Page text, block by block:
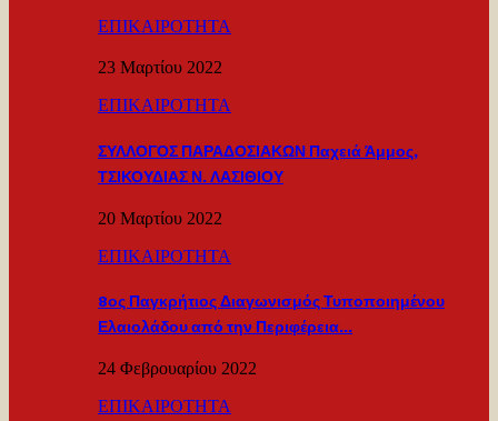
ΕΠΙΚΑΙΡΟΤΗΤΑ
23 Μαρτίου 2022
ΕΠΙΚΑΙΡΟΤΗΤΑ
ΣΥΛΛΟΓΟΣ ΠΑΡΑΔΟΣΙΑΚΩΝ Παχειά Άμμος,
ΤΣΙΚΟΥΔΙΑΣ Ν. ΛΑΣΙΘΙΟΥ
20 Μαρτίου 2022
ΕΠΙΚΑΙΡΟΤΗΤΑ
8ος Παγκρήτιος Διαγωνισμός Τυποποιημένου
Ελαιολάδου από την Περιφέρεια…
24 Φεβρουαρίου 2022
ΕΠΙΚΑΙΡΟΤΗΤΑ